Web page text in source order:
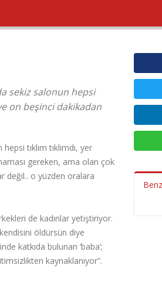
sekiz salonun hepsi
on beşinci dakikadan
tıklım tıklımdı, yer
gereken, ama olan çok
değil.. o yüzden oralara
de kadınlar yetiştiriyor.
öldürsün diye
katkıda bulunan ‘baba’;
kaynaklanıyor”.